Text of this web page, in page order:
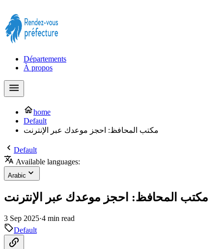
Départements
À propos
home
Default
مكتب المحافظ: احجز موعدك عبر الإنترنت
Default
Available languages:
Arabic
مكتب المحافظ: احجز موعدك عبر الإنترنت
3 Sep 2025·4 min read
Default